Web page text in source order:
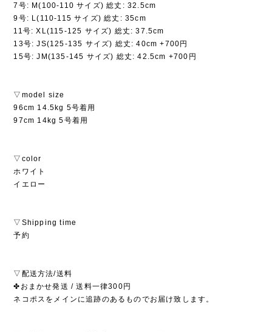
7号: M(100-110 サイズ) 総丈: 32.5cm
9号: L(110-115 サイズ) 総丈: 35cm
11号: XL(115-125 サイズ) 総丈: 37.5cm
13号: JS(125-135 サイズ) 総丈: 40cm +700円
15号: JM(135-145 サイズ) 総丈: 42.5cm +700円
▽model size
96cm 14.5kg 5号着用
97cm 14kg 5号着用
▽color
ホワイト
イエロー
▽Shipping time
予約
▽配送方法/送料
✤おまかせ発送 / 送料一律300円
ネコポスをメインに追跡のあるものでお届け致します。